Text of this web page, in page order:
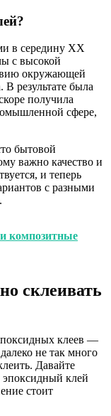
в середину XX
с высокой
окружающей
результате была
получила
сфере,
бытовой
важно качество и
и теперь
с разными
композитные
склеивать
клеев —
не так много
Давайте
эпоксидный клей
стоит